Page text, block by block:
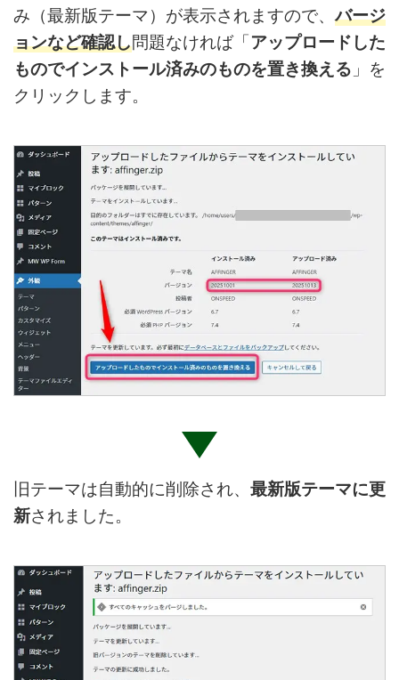
み（最新版テーマ）が表示されますので、バージ
ョンなど確認し問題なければ「アップロードした
ものでインストール済みのものを置き換える 」を
クリックします。
旧テーマは自動的に削除され、 最新版テーマに更
新されました。